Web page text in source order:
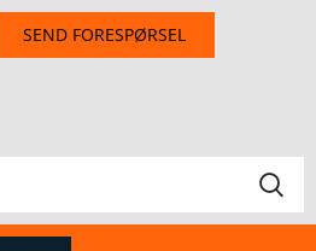
SEND FORESPØRSEL